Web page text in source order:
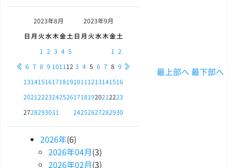
2023年8月
日 月 火水木金土
1 2 3 4 5
6 7 8 9 101112
13141516171819
20212223242526
2728293031
2023年9月
日 月 火水木金土
1 2
3 4 5 6 7 8 9
10111213141516
17181920212223
24252627282930
2026年(6)
2026年04月(3)
2026年02月(3)
最上部へ 最下部へ